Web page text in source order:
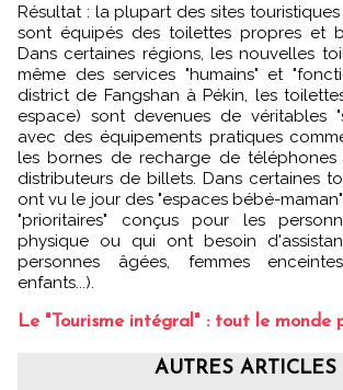
Résultat : la plupart des sites
sont équipés des toilettes propres et
Dans certaines régions, les nouvelles
même des services "humains" et
district de Fangshan à Pékin, les
espace) sont devenues de véritables
avec des équipements pratiques
les bornes de recharge de
distributeurs de billets. Dans certaines
ont vu le jour des "espaces bébé-
"prioritaires" conçus pour les
physique ou qui ont besoin
personnes âgées, femmes
enfants...).
Le "Tourisme intégral" : tout le monde
AUTRES ARTICLES